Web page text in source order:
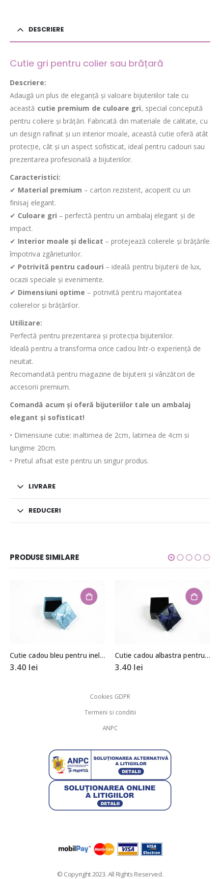
DESCRIERE
Cutie gri pentru colier sau brățară
Descriere:
Adaugă un plus de eleganță și valoare bijuteriilor tale cu
această cutie premium de culoare gri, special concepută
pentru coliere și brățări. Fabricată din materiale de calitate, cu
un design rafinat și un interior moale, această cutie oferă atât
protecție, cât și un aspect sofisticat, ideal pentru cadouri sau
prezentarea profesională a bijuteriilor.
Caracteristici:
✔ Material premium – carton rezistent, acoperit cu un
finisaj elegant.
✔ Culoare gri – perfectă pentru un ambalaj elegant și de
impact.
✔ Interior moale și delicat – protejează colierele și brățările
împotriva zgârieturilor.
✔ Potrivită pentru cadouri – ideală pentru bijuterii de lux,
ocazii speciale și evenimente.
✔ Dimensiuni optime – potrivită pentru majoritatea
colierelor și brățărilor.
Utilizare:
Perfectă pentru prezentarea și protecția bijuteriilor.
Ideală pentru a transforma orice cadou într-o experiență de
neuitat.
Recomandată pentru magazine de bijuterii și vânzători de
accesorii premium.
Comandă acum și oferă bijuteriilor tale un ambalaj
elegant și sofisticat!
• Dimensiune cutie: inaltimea de 2cm, latimea de 4cm si
lungime 20cm.
• Pretul afisat este pentru un singur produs.
LIVRARE
REDUCERI
PRODUSE SIMILARE
Cutie cadou bleu pentru inel/cercei 3,5×4,5×4,5cm Cutie cadou albastra pentru inel/cercei 3,5×4,5×4,5cm
3.40
-10%
7.00lei
Cookies GDPR
Termeni si conditii
ANPC
© Copyright 2023. All Rights Reserved.